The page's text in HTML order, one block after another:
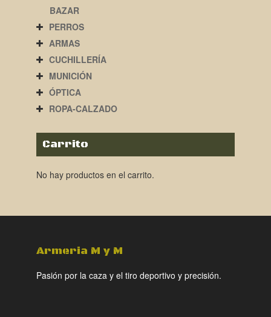
BAZAR
PERROS
ARMAS
CUCHILLERÍA
MUNICIÓN
ÓPTICA
ROPA-CALZADO
Carrito
No hay productos en el carrito.
Armeria M y M
Pasión por la caza y el tiro deportivo y precisión.